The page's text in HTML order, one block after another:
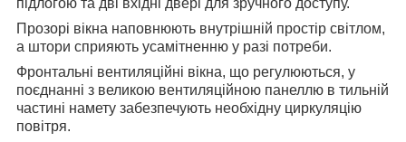
Прозорі вікна наповнюють внутрішній простір світлом,
а штори сприяють усамітненню у разі потреби.
Фронтальні вентиляційні вікна, що регулюються, у
поєднанні з великою вентиляційною панеллю в тильній
частині намету забезпечують необхідну циркуляцію
повітря.